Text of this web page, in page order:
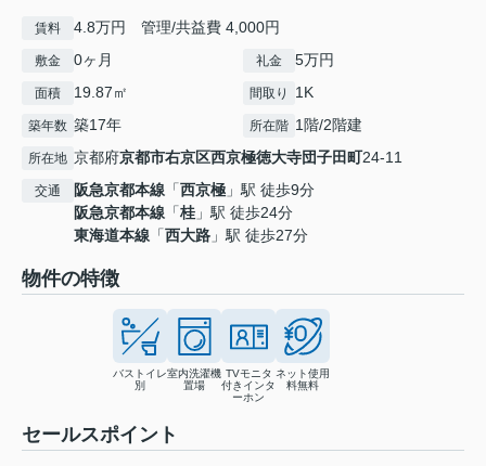
賃料 4.8万円 管理/共益費 4,000円
敷金 0ヶ月 礼金 5万円
面積 19.87㎡ 間取り 1K
築年数 築17年 所在階 1階/2階建
所在地 京都府京都市右京区西京極徳大寺団子田町24-11
交通 阪急京都本線 「西京極 」駅 徒歩9分
阪急京都本線 「桂 」駅 徒歩24分
東海道本線 「西大路 」駅 徒歩27分
物件の特徴
バストイレ
別
室内洗濯機
置場
TVモニタ
付きインタ
ーホン
ネット使用
料無料
セールスポイント